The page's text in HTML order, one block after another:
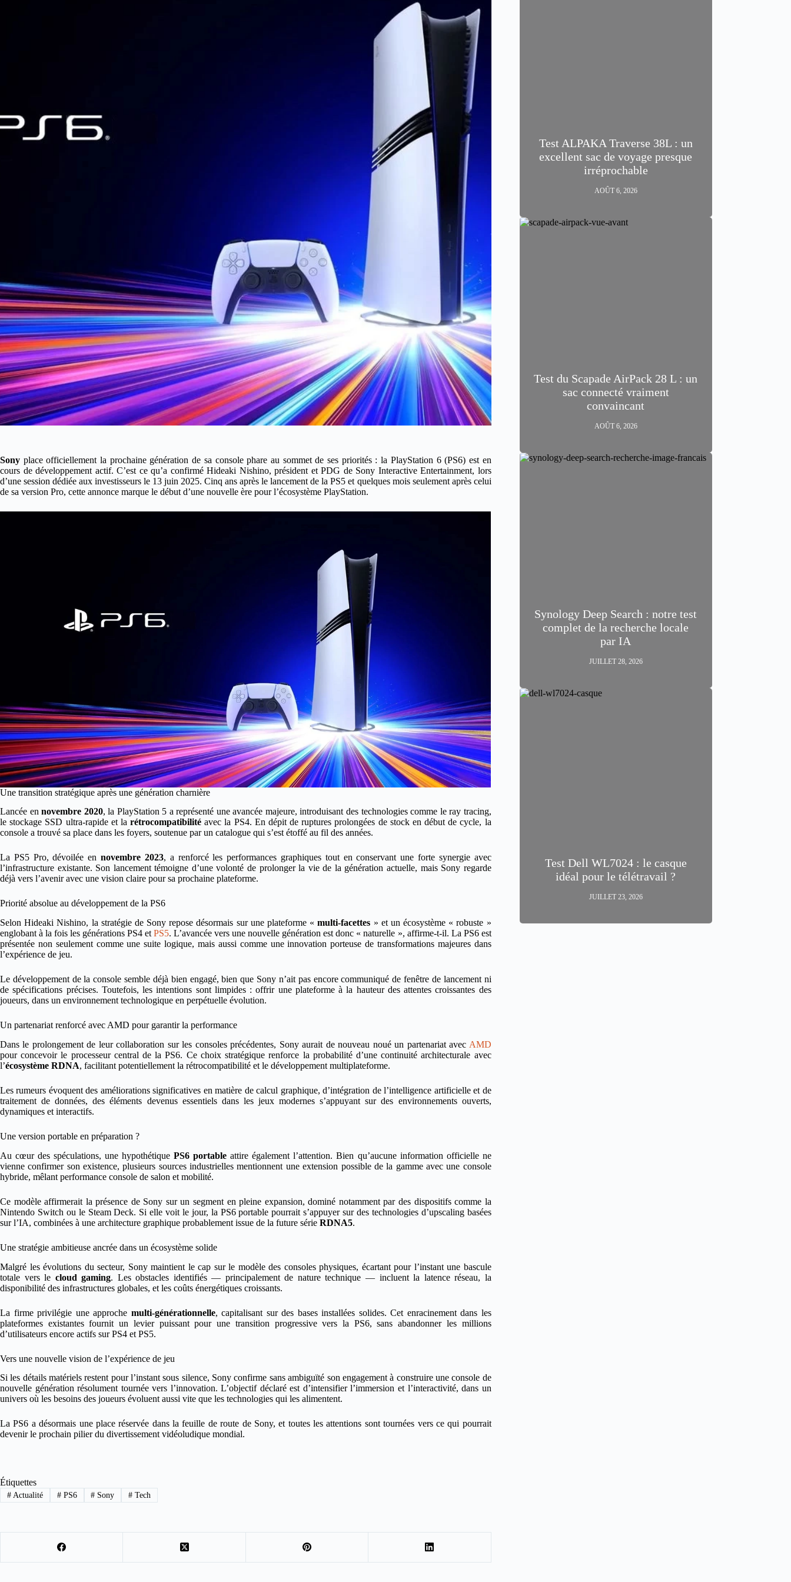
Sony place officiellement la prochaine génération de sa console phare au sommet de ses priorités : la PlayStation 6 (PS6) est en
cours de développement actif. C’est ce qu’a confirmé Hideaki Nishino, président et PDG de Sony Interactive Entertainment, lors
d’une session dédiée aux investisseurs le 13 juin 2025. Cinq ans après le lancement de la PS5 et quelques mois seulement après celui
de sa version Pro, cette annonce marque le début d’une nouvelle ère pour l’écosystème PlayStation.
Une transition stratégique après une génération charnière
Lancée ennovembre 2020, la PlayStation 5 a représenté une avancée majeure, introduisant des technologies comme le ray tracing,
le stockage SSD ultra-rapide et larétrocompatibilité avec la PS4. En dépit de ruptures prolongées de stock en début de cycle, la
console a trouvé sa place dans les foyers, soutenue par un catalogue qui s’est étoffé au fil des années.
La PS5 Pro, dévoilée ennovembre 2023, a renforcé les performances graphiques tout en conservant une forte synergie avec
l’infrastructure existante. Son lancement témoigne d’une volonté de prolonger la vie de la génération actuelle, mais Sony regarde
déjà vers l’avenir avec une vision claire pour sa prochaine plateforme.
Priorité absolue au développement de la PS6
Selon Hideaki Nishino, la stratégie de Sony repose désormais sur une plateforme «multi-facettes » et un écosystème « robuste »
englobant à la fois les générations PS4 etPS5. L’avancée vers une nouvelle génération est donc « naturelle », affirme-t-il. La PS6 est
présentée non seulement comme une suite logique, mais aussi comme une innovation porteuse de transformations majeures dans
l’expérience de jeu.
Le développement de la console semble déjà bien engagé, bien que Sony n’ait pas encore communiqué de fenêtre de lancement ni
de spécifications précises. Toutefois, les intentions sont limpides : offrir une plateforme à la hauteur des attentes croissantes des
joueurs, dans un environnement technologique en perpétuelle évolution.
Un partenariat renforcé avec AMD pour garantir la performance
Dans le prolongement de leur collaboration sur les consoles précédentes, Sony aurait de nouveau noué un partenariat avec AMD
pour concevoir le processeur central de la PS6. Ce choix stratégique renforce la probabilité d’une continuité architecturale avec
l’écosystème RDNA, facilitant potentiellement la rétrocompatibilité et le développement multiplateforme.
Les rumeurs évoquent des améliorations significatives en matière de calcul graphique, d’intégration de l’intelligence artificielle et de
traitement de données, des éléments devenus essentiels dans les jeux modernes s’appuyant sur des environnements ouverts,
dynamiques et interactifs.
Une version portable en préparation ?
Au cœur des spéculations, une hypothétiquePS6 portable attire également l’attention. Bien qu’aucune information officielle ne
vienne confirmer son existence, plusieurs sources industrielles mentionnent une extension possible de la gamme avec une console
hybride, mêlant performance console de salon et mobilité.
Ce modèle affirmerait la présence de Sony sur un segment en pleine expansion, dominé notamment par des dispositifs comme la
Nintendo Switch ou le Steam Deck. Si elle voit le jour, la PS6 portable pourrait s’appuyer sur des technologies d’upscaling basées
sur l’IA, combinées à une architecture graphique probablement issue de la future série RDNA5.
Une stratégie ambitieuse ancrée dans un écosystème solide
Malgré les évolutions du secteur, Sony maintient le cap sur le modèle des consoles physiques, écartant pour l’instant une bascule
totale vers le cloud gaming. Les obstacles identifiés — principalement de nature technique — incluent la latence réseau, la
disponibilité des infrastructures globales, et les coûts énergétiques croissants.
La firme privilégie une approche multi-générationnelle, capitalisant sur des bases installées solides. Cet enracinement dans les
plateformes existantes fournit un levier puissant pour une transition progressive vers la PS6, sans abandonner les millions
d’utilisateurs encore actifs sur PS4 et PS5.
Vers une nouvelle vision de l’expérience de jeu
Si les détails matériels restent pour l’instant sous silence, Sony confirme sans ambiguïté son engagement à construire une console de
nouvelle génération résolument tournée vers l’innovation. L’objectif déclaré est d’intensifier l’immersion et l’interactivité, dans un
univers où les besoins des joueurs évoluent aussi vite que les technologies qui les alimentent.
La PS6 a désormais une place réservée dans la feuille de route de Sony, et toutes les attentions sont tournées vers ce qui pourrait
devenir le prochain pilier du divertissement vidéoludique mondial.
Étiquettes
#Actualité #PS6 # Sony # Tech
Test ALPAKA Traverse 38L : un
excellent sac de voyage presque
irréprochable
AOÛT 6, 2026
Test du Scapade AirPack 28 L : un
sac connecté vraiment
convaincant
AOÛT 6, 2026
Synology Deep Search : notre test
complet de la recherche locale
par IA
JUILLET 28, 2026
Test Dell WL7024 : le casque
idéal pour le télétravail ?
JUILLET 23, 2026